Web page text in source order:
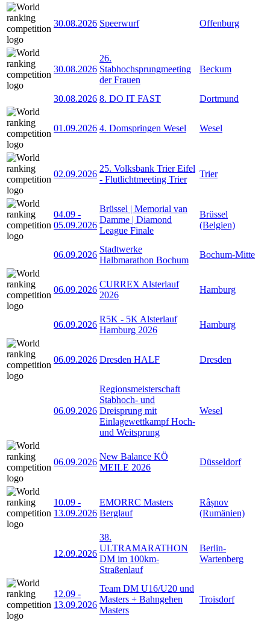
30.08.2026 Speerwurf Offenburg
30.08.2026
26.
Stabhochsprungmeeting
der Frauen
Beckum
30.08.2026 8. DO IT FAST Dortmund
01.09.2026 4. Domspringen Wesel Wesel
02.09.2026
25. Volksbank Trier Eifel
- Flutlichtmeeting Trier
Trier
04.09 -
05.09.2026
Brüssel | Memorial van
Damme | Diamond
League Finale
Brüssel
(Belgien)
06.09.2026
Stadtwerke
Halbmarathon Bochum
Bochum-Mitte
06.09.2026
CURREX Alsterlauf
2026
Hamburg
06.09.2026
R5K - 5K Alsterlauf
Hamburg 2026
Hamburg
06.09.2026 Dresden HALF Dresden
06.09.2026
Regionsmeisterschaft
Stabhoch- und
Dreisprung mit
Einlagewettkampf Hoch-
und Weitsprung
Wesel
06.09.2026
New Balance KÖ
MEILE 2026
Düsseldorf
10.09 -
13.09.2026
EMORRC Masters
Berglauf
Râșnov
(Rumänien)
12.09.2026
38.
ULTRAMARATHON
DM im 100km-
Straßenlauf
Berlin-
Wartenberg
12.09 -
13.09.2026
Team DM U16/U20 und
Masters + Bahngehen
Masters
Troisdorf